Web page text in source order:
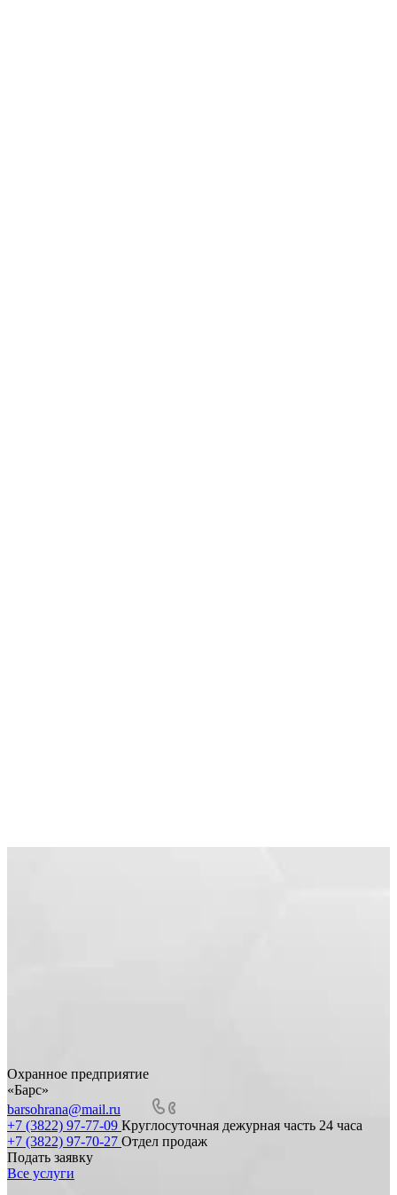
Охранное предприятие
«Барс»
barsohrana@mail.ru
+7 (3822) 97-77-09 Круглосуточная дежурная часть 24 часа
+7 (3822) 97-70-27 Отдел продаж
Подать заявку
Все услуги